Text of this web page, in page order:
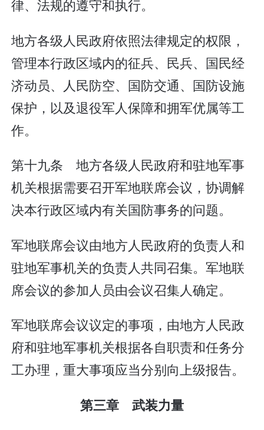
律、法规的遵守和执行。
地方各级人民政府依照法律规定的权限，
管理本行政区域内的征兵、民兵、国民经
济动员、人民防空、国防交通、国防设施
保护，以及退役军人保障和拥军优属等工
作。
第十九条 地方各级人民政府和驻地军事
机关根据需要召开军地联席会议，协调解
决本行政区域内有关国防事务的问题。
军地联席会议由地方人民政府的负责人和
驻地军事机关的负责人共同召集。军地联
席会议的参加人员由会议召集人确定。
军地联席会议议定的事项，由地方人民政
府和驻地军事机关根据各自职责和任务分
工办理，重大事项应当分别向上级报告。
第三章 武装力量